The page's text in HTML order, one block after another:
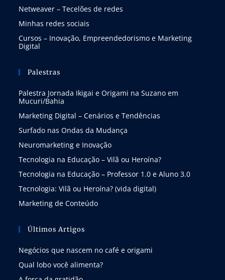
Netweaver – Tecelões de redes
Minhas redes sociais
Cursos – Inovação, Empreendedorismo e Marketing
Digital
Palestras
Palestra Jornada Ikigai e Origami na Suzano em
Mucuri/Bahia
Marketing Digital – Cenários e Tendências
Surfado nas Ondas da Mudança
Neuromarketing e Inovação
Tecnologia na Educação – Vilã ou Heroína?
Tecnologia na Educação – Professor 1.0 e Aluno 3.0
Tecnologia: Vilã ou Heroína? (vida digital)
Marketing de Conteúdo
Últimos Artigos
Negócios que nascem no café e origami
Qual lobo você alimenta?